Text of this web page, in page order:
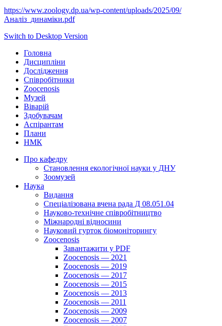
https://www.zoology.dp.ua/wp-content/uploads/2025/09/
Аналіз_динаміки.pdf
Switch to Desktop Version
Головна
Дисципліни
Дослідження
Співробітники
Zoocenosis
Музей
Віварій
Здобувачам
Аспірантам
Плани
НМК
Про кафедру
Cтановлення екологічної науки у ДНУ
Зоомузей
Наука
Видання
Спеціалізована вчена рада Д 08.051.04
Науково-технічне співробітництво
Міжнародні відносини
Науковий гурток біомоніторингу
Zoocenosis
Завантажити у PDF
Zoocenosis — 2021
Zoocenosis — 2019
Zoocenosis — 2017
Zoocenosis — 2015
Zoocenosis — 2013
Zoocenosis — 2011
Zoocenosis — 2009
Zoocenosis — 2007